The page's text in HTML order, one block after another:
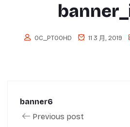
OC_PT0OHD 11 3 月, 2019
banner6
Previous post